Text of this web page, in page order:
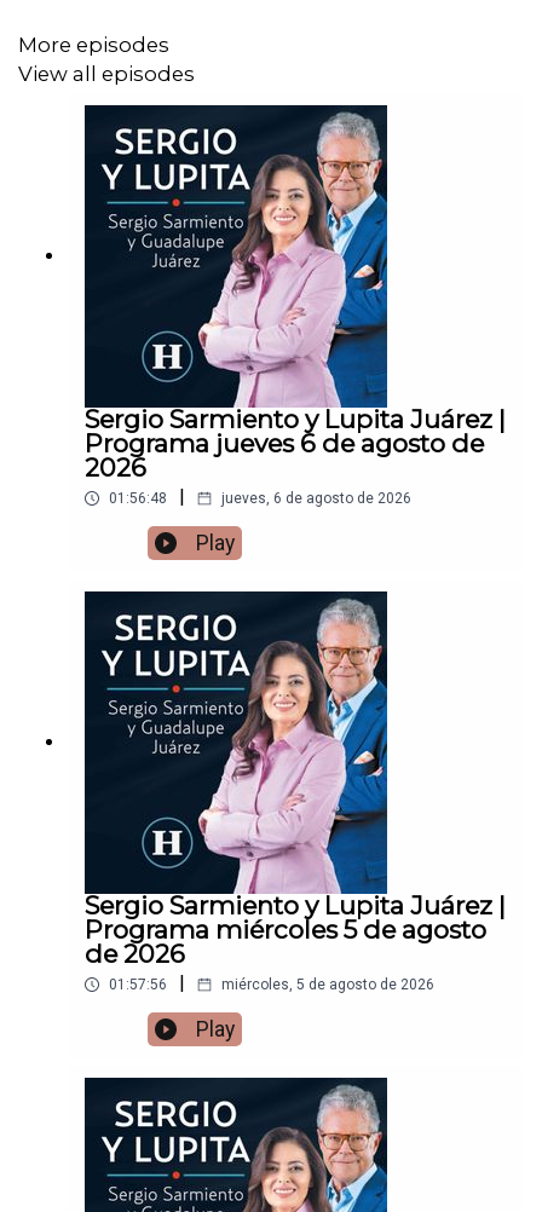
More episodes
View all episodes
Sergio Sarmiento y Lupita Juárez |
Programa jueves 6 de agosto de
2026
01:56:48 jueves, 6 de agosto de 2026
Play
Sergio Sarmiento y Lupita Juárez |
Programa miércoles 5 de agosto
de 2026
01:57:56 miércoles, 5 de agosto de 2026
Play